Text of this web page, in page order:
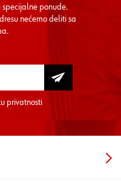
specijalne ponude.
nećemo deliti sa
privatnosti